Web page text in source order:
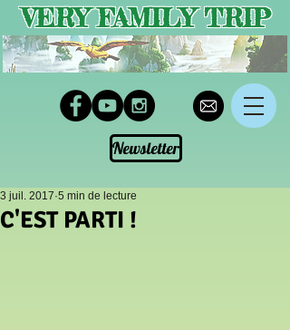
Newsletter
VERY FAMILY TRIP
C'EST PARTI !
3 juil. 2017 5 min de lecture